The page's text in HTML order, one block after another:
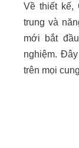
Về thiết kế,
trung và
mới bắt
nghiệm.
trên mọi